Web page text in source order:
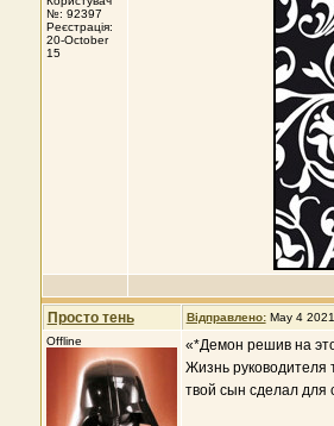
№: 92397
Реєстрація:
20-October
15
Просто тень Відправлено: May 4
Offline
«*Демон решив на
Жизнь руководителя
твой сын сделал